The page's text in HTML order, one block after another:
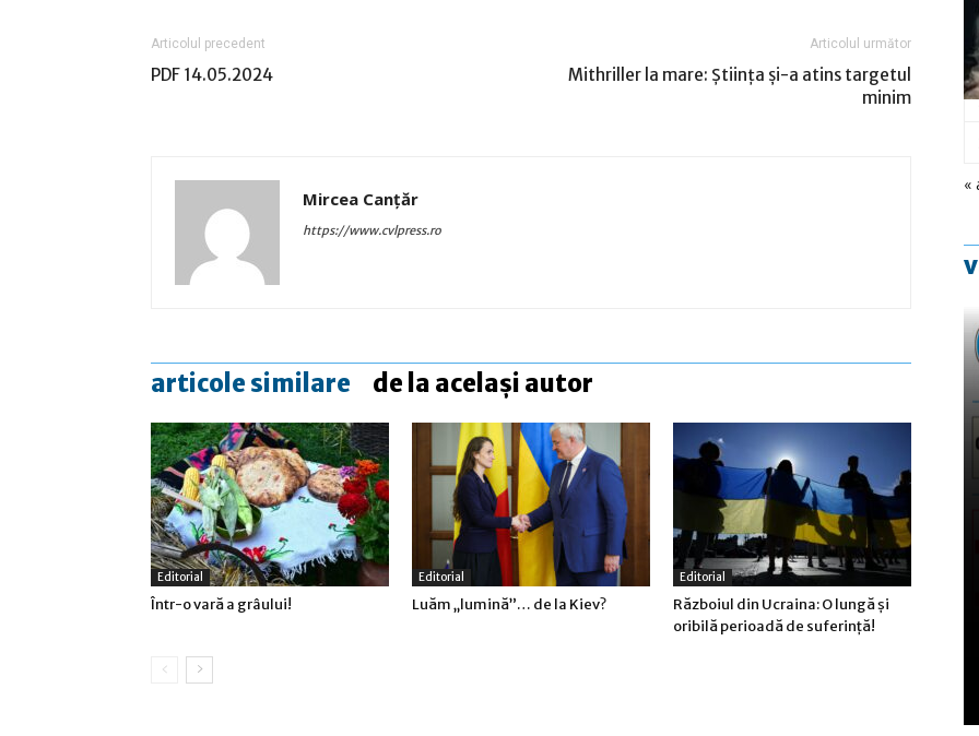
Articolul precedent
PDF 14.05.2024
Articolul următor
Mithriller la mare: Ştiinţa şi-a atins targetul
minim
Mircea Canţăr
https://www.cvlpress.ro
articole similare de la același autor
Editorial
Într-o vară a grâului!
Editorial
Luăm „lumină”… de la Kiev?
Editorial
Războiul din Ucraina: O lungă şi
oribilă perioadă de suferinţă!
«